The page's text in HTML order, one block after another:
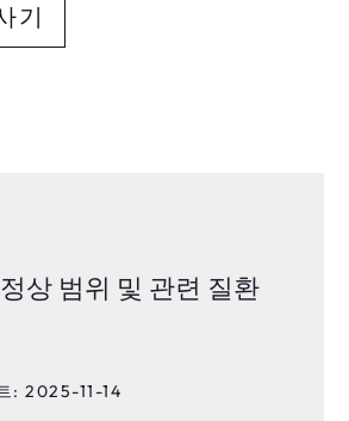
기
상 범위 및 관련 질환
: 2025-11-14